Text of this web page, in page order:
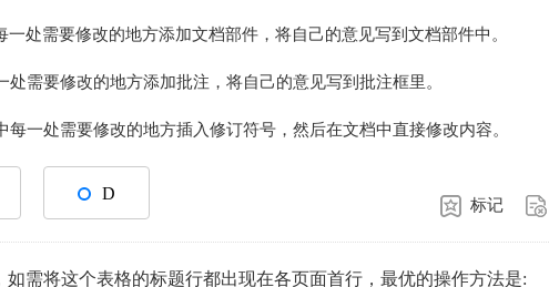
处需要修改的地方添加文档部件，将自己的意见写到文档部件中。
需要修改的地方添加批注，将自己的意见写到批注框里。
一处需要修改的地方插入修订符号，然后在文档中直接修改内容。
D
标记
需将这个表格的标题行都出现在各页面首行，最优的操作方法是: